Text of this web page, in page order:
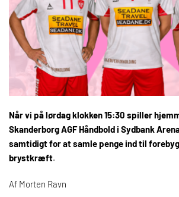
Når vi på lørdag klokken 15:30 spiller
Skanderborg AGF Håndbold i Sydbank
samtidigt for at samle penge ind til
brystkræft.
Af Morten Ravn